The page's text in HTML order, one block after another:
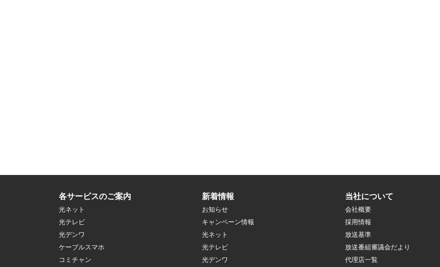
各サービスのご案内
光ネット
光テレビ
光デンワ
ケーブルスマホ
コミチャン
新着情報
お知らせ
キャンペーン情報
光ネット
光テレビ
光デンワ
当社について
会社概要
採用情報
放送基準
放送番組審議会だより
代理店一覧